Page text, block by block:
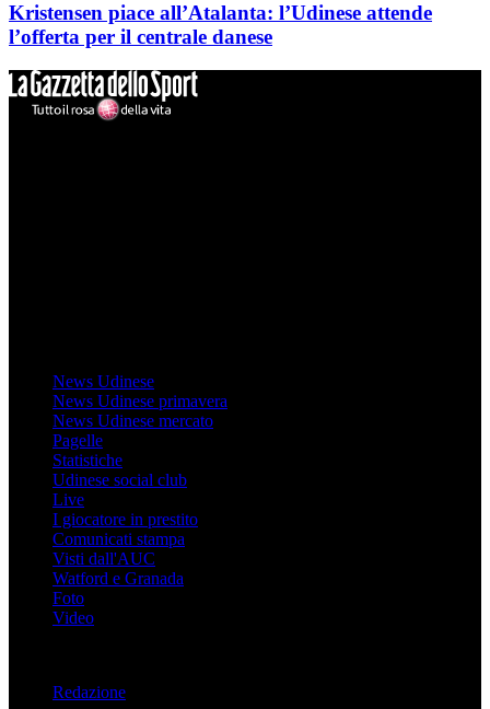
Kristensen piace all’Atalanta: l’Udinese attende
l’offerta per il centrale danese
News Udinese
News Udinese primavera
News Udinese mercato
Pagelle
Statistiche
Udinese social club
Live
I giocatore in prestito
Comunicati stampa
Visti dall'AUC
Watford e Granada
Foto
Video
Redazione